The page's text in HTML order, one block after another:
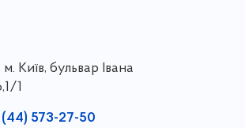
Київ, бульвар Івана
1
(44) 573-27-50